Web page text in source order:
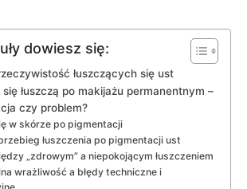
dowiesz się:
łuszczących się ust
łuszczą po makijażu permanentnym –
czy problem?
w skórze po pigmentacji
łuszczenia po pigmentacji ust
„zdrowym” a niepokojącym łuszczeniem
wrażliwość a błędy techniczne i